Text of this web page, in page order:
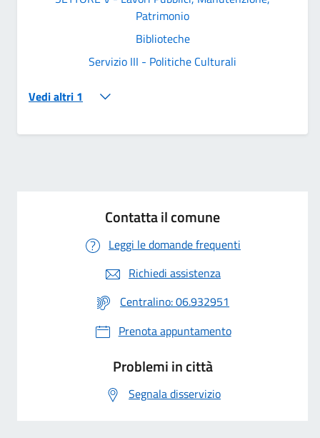
Patrimonio
Biblioteche
Servizio III - Politiche Culturali
Vedi altri 1
Contatta il comune
Leggi le domande frequenti
Richiedi assistenza
Centralino: 06.932951
Prenota appuntamento
Problemi in città
Segnala disservizio